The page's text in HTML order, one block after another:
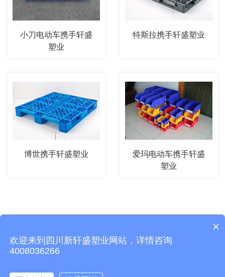
小刀电动车携手轩盛
塑业
特斯拉携手轩盛塑业
博世携手轩盛塑业
爱玛电动车携手轩盛
塑业
CopyRight © 2026 四川新轩盛塑业有限公司 版权所有
19011319号-4 网站地图
×
欢迎来到四川新轩盛塑业网站，详情咨询
4008036266